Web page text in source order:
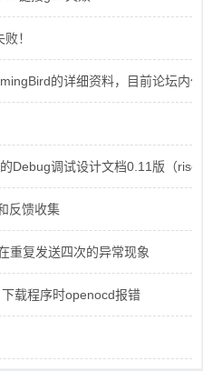
！
的详细资料，目前论坛内
Debug调试设计文档0.11版（
反馈收集
重复发送四次的异常现象
载程序时openocd报错